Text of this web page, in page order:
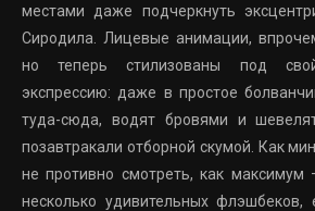
местами даже подчеркнуть
Сиродила. Лицевые анимации,
но теперь стилизованы под
экспрессию: даже в простое
туда-сюда, водят бровями и
позавтракали отборной скумой. Как
не противно смотреть, как максимум
несколько удивительных